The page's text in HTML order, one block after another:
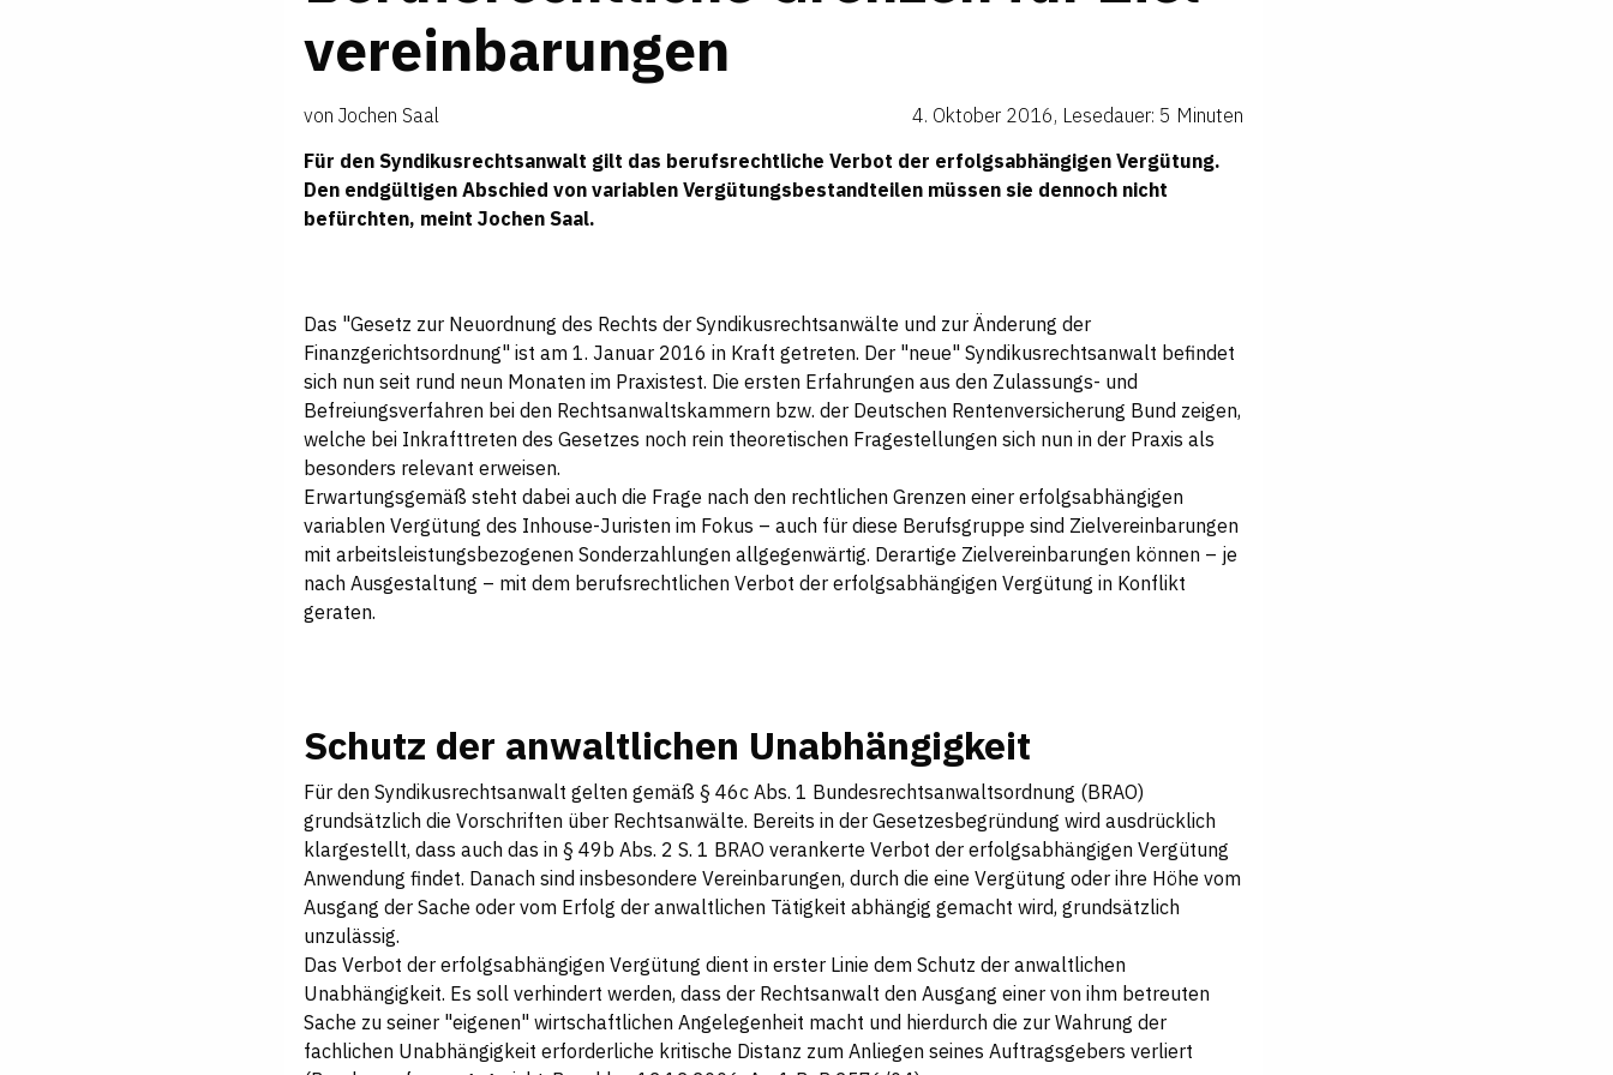
ve­r­ein­ba­rungen
von Jochen Saal 4. Oktober 2016, Lesedauer: 5 Minuten
Für den Syndikusrechtsanwalt gilt das berufsrechtliche Verbot der erfolgsabhängigen Vergütung.
Den endgültigen Abschied von variablen Vergütungsbestandteilen müssen sie dennoch nicht
befürchten, meintJochen Saal.
Das "Gesetz zur Neuordnung des Rechts der Syndikusrechtsanwälte und zur Änderung der
Finanzgerichtsordnung" ist am 1. Januar 2016 in Kraft getreten. Der "neue" Syndikusrechtsanwalt befindet
sich nun seit rund neun Monaten im Praxistest. Die ersten Erfahrungen aus den Zulassungs- und
Befreiungsverfahren bei den Rechtsanwaltskammern bzw. der Deutschen Rentenversicherung Bund zeigen,
welche bei Inkrafttreten des Gesetzes noch rein theoretischen Fragestellungen sich nun in der Praxis als
besonders relevant erweisen.
Erwartungsgemäß steht dabei auch die Frage nach den rechtlichen Grenzen einer erfolgsabhängigen
variablen Vergütung des Inhouse-Juristen im Fokus – auch für diese Berufsgruppe sind Zielvereinbarungen
mit arbeitsleistungsbezogenen Sonderzahlungen allgegenwärtig. Derartige Zielvereinbarungen können – je
nach Ausgestaltung – mit dem berufsrechtlichen Verbot der erfolgsabhängigen Vergütung in Konflikt
geraten.
Schutz der anwaltlichen Unabhängigkeit
Für den Syndikusrechtsanwalt gelten gemäß § 46c Abs. 1 Bundesrechtsanwaltsordnung (BRAO)
grundsätzlich die Vorschriften über Rechtsanwälte. Bereits in der Gesetzesbegründung wird ausdrücklich
klargestellt, dass auch das in § 49b Abs. 2 S. 1 BRAO verankerte Verbot der erfolgsabhängigen Vergütung
Anwendung findet. Danach sind insbesondere Vereinbarungen, durch die eine Vergütung oder ihre Höhe vom
Ausgang der Sache oder vom Erfolg der anwaltlichen Tätigkeit abhängig gemacht wird, grundsätzlich
unzulässig.
Das Verbot der erfolgsabhängigen Vergütung dient in erster Linie dem Schutz der anwaltlichen
Unabhängigkeit. Es soll verhindert werden, dass der Rechtsanwalt den Ausgang einer von ihm betreuten
Sache zu seiner "eigenen" wirtschaftlichen Angelegenheit macht und hierdurch die zur Wahrung der
fachlichen Unabhängigkeit erforderliche kritische Distanz zum Anliegen seines Auftragsgebers verliert